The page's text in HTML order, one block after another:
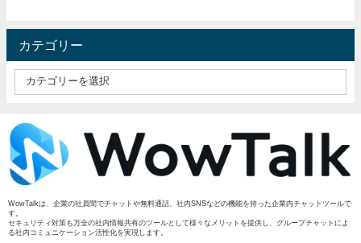
カテゴリー
WowTalkは、企業の社員間でチャットや無料通話、社内SNSなどの機能を持った企業内チャットツールで
す。
セキュリティ対策も万全の社内情報共有のツールとして様々なメリットを提供し、グループチャットによ
る社内コミュニケーション活性化を実現します。